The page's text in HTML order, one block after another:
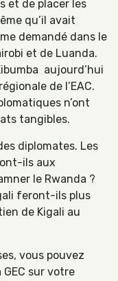
et de placer les
qu’il avait
demandé dans le
et de Luanda.
aujourd’hui
de l’EAC.
n’ont
tangibles.
diplomates. Les
ils aux
le Rwanda ?
feront-ils plus
de Kigali au
vous pouvez
sur votre